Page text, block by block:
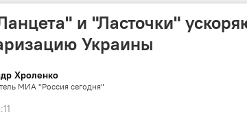
и "Ласточки"
Украины
Хроленко
МИА "Россия сегодня"